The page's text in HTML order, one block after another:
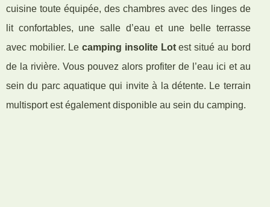
cuisine toute équipée, des chambres avec des linges de
lit confortables, une salle d’eau et une belle terrasse
avec mobilier. Lecamping insolite Lotest situé au bord
de la rivière. Vous pouvez alors profiter de l’eau ici et au
sein du parc aquatique qui invite à la détente. Le terrain
multisport est également disponible au sein du camping.